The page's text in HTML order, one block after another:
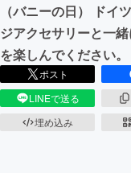
CAMPFIRE
（バニーの日） ドイ
ジアクセサリーと一
を楽しんでください。
ポスト
LINEで送る
埋め込み